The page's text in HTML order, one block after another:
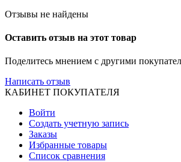
Отзывы не найдены
Оставить отзыв на этот товар
Поделитесь мнением с другими
Написать отзыв
КАБИНЕТ ПОКУПАТЕЛЯ
Войти
Создать учетную запись
Заказы
Избранные товары
Список сравнения